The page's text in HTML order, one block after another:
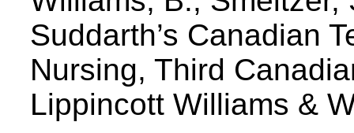
Suddarth’s Canadian
Nursing, Third
Lippincott Williams &